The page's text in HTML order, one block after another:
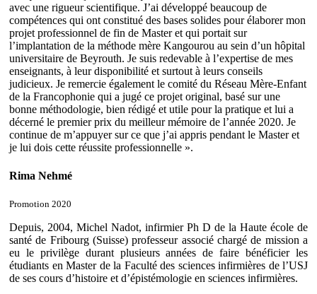
avec une rigueur scientifique. J’ai développé beaucoup de
compétences qui ont constitué des bases solides pour élaborer mon
projet professionnel de fin de Master et qui portait sur
l’implantation de la méthode mère Kangourou au sein d’un hôpital
universitaire de Beyrouth. Je suis redevable à l’expertise de mes
enseignants, à leur disponibilité et surtout à leurs conseils
judicieux. Je remercie également le comité du Réseau Mère-Enfant
de la Francophonie qui a jugé ce projet original, basé sur une
bonne méthodologie, bien rédigé et utile pour la pratique et lui a
décerné le premier prix du meilleur mémoire de l’année 2020. Je
continue de m’appuyer sur ce que j’ai appris pendant le Master et
je lui dois cette réussite professionnelle ».
Rima Nehmé
Promotion 2020
Depuis, 2004, Michel Nadot, infirmier Ph D de la Haute école de
santé de Fribourg (Suisse) professeur associé chargé de mission a
eu le privilège durant plusieurs années de faire bénéficier les
étudiants en Master de la Faculté des sciences infirmières de l’USJ
de ses cours d’histoire et d’épistémologie en sciences infirmières.